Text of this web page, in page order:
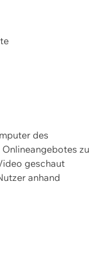
des
zu
geschaut
anhand